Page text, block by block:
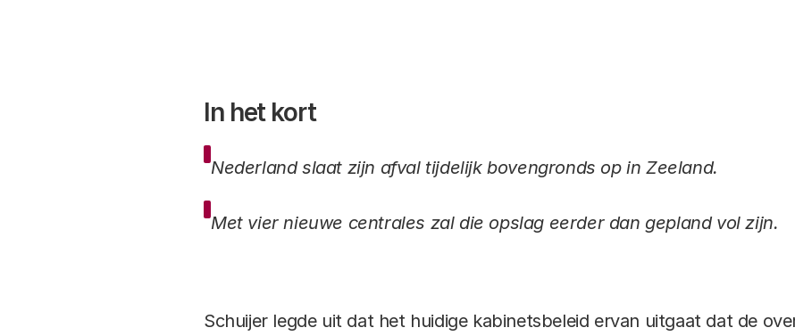
In het kort
Nederland slaat zijn afval tijdelijk bovengronds op in Zeeland.
Met vier nieuwe centrales zal die opslag eerder dan gepland vol zijn.
Schuijer legde uit dat het huidige kabinetsbeleid ervan uitgaat dat de